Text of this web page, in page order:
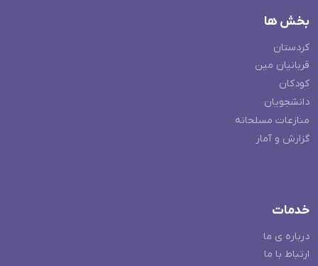
بخش ها
کردستان
قربانیان مین
کودکان
دانشجویان
منازعات مسلحانه
گزارش و آمار
خدمات
درباره ی ما
ارتباط با ما